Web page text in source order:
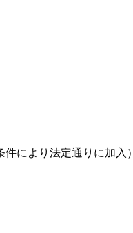
により法定通りに加入）